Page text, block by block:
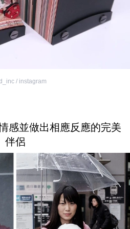
/ instagram
感並做出相應反應的完美
伴侶